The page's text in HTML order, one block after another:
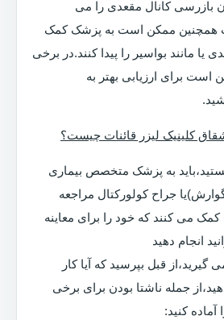
بازرسی کانال مقعدی را می
همچنین ممکن است به پزشک کمک
یا مانند بواسیر را پیدا کنند.در برخی
است برای ارزیابی بهتر به
کلینیک لیزر قائنات چیست؟
به پزشک متخصص بیماری
جراح کولورکتال مراجعه
می کنند که خود را برای معاینه
انجام دهید
قبل بپرسید که آیا کار
جمله ناشتا بودن برای برخی
کنید: